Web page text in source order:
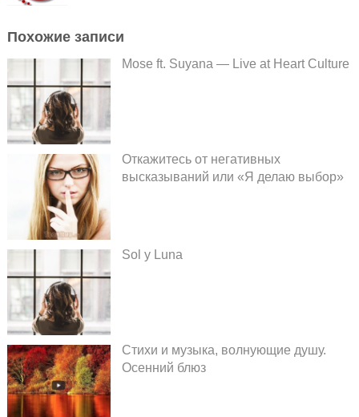
Похожие записи
Mose ft. Suyana — Live at Heart Culture
Откажитесь от негативных
высказываний или «Я делаю выбор»
Sol y Luna
Стихи и музыка, волнующие душу.
Осенний блюз